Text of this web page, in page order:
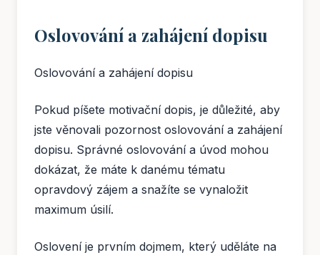
Oslovování a zahájení dopisu
Oslovování a zahájení dopisu
Pokud píšete motivační dopis, je důležité, aby
jste věnovali pozornost oslovování a zahájení
dopisu. Správné oslovování a úvod mohou
dokázat, že máte k danému tématu
opravdový zájem a snažíte se vynaložit
maximum úsilí.
Oslovení je prvním dojmem, který uděláte na